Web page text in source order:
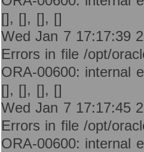
[], [], [], []
Wed Jan 7 17:17:39
Errors in file /opt/
ORA-00600: internal
[], [], [], []
Wed Jan 7 17:17:45
Errors in file /opt/
ORA-00600: internal